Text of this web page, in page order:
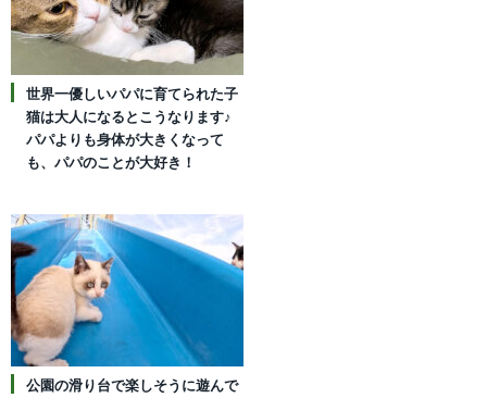
世界一優しいパパに育てられた子
猫は大人になるとこうなります♪
パパよりも身体が大きくなって
も、パパのことが大好き！
公園の滑り台で楽しそうに遊んで